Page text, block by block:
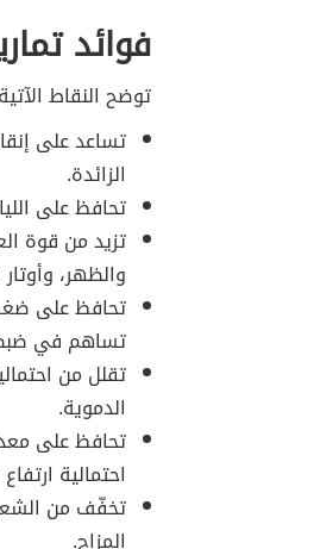
فوائد
توضح النقاط
تساعد على
الزائدة.
تحافظ على
تزيد من قوة
والظهر، وأوتار
تحافظ على
تساهم في
تقلل من
الدموية.
تحافظ على
احتمالية
تخفّف من
المزاج.